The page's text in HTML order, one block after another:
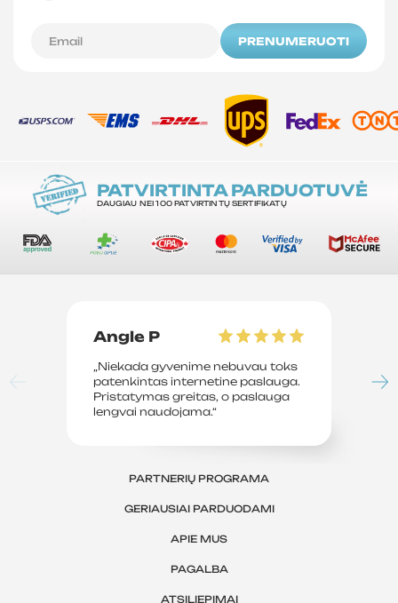
PRENUMERUOTI
PATVIRTINTA PARDUOTUVĖ
DAUGIAU NEI 100 PATVIRTINTŲ SERTIFIKATŲ
Angle P
„Niekada gyvenime nebuvau toks
patenkintas internetine paslauga.
Pristatymas greitas, o paslauga
lengvai naudojama.“
PARTNERIŲ PROGRAMA
GERIAUSIAI PARDUODAMI
APIE MUS
PAGALBA
ATSILIEPIMAI